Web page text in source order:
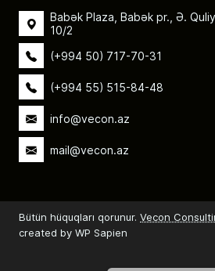
Babək Plaza, Babək pr., Ə.
10/2
(+994 50) 717-70-31
(+994 55) 515-84-48
info@vecon.az
mail@vecon.az
Bütün hüquqları qorunur. Vecon
created by WP Sapien